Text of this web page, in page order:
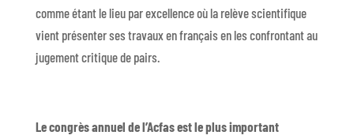
comme étant le lieu par excellence où la relève scientifique
vient présenter ses travaux en français en les confrontant au
jugement critique de pairs.
Le congrès annuel de l’Acfas est le plus important